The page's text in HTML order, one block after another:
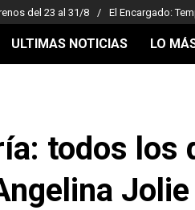
del 23 al 31/8 El Encargado:
ULTIMAS NOTICIAS LO
todos los